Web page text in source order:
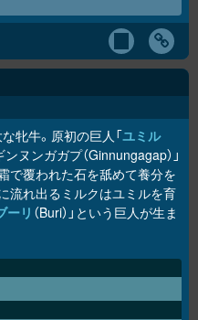
牝牛。原初の巨人「ユミル
ンヌンガガプ（Ginnungagap）」
で覆われた石を舐めて養分を
流れ出るミルクはユミルを育
ーリ （Buri）」という巨人が生ま